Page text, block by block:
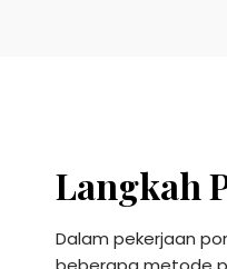
Langkah
Dalam pekerjaan